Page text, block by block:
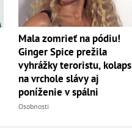
Mala zomrieť na pódiu!
Ginger Spice prežila
vyhrážky teroristu, kolaps
na vrchole slávy aj
poníženie v spálni
Osobnosti